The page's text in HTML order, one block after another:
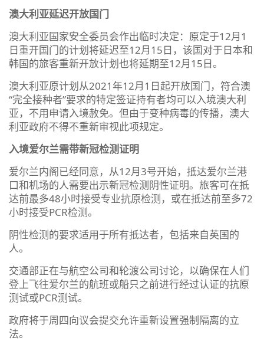
澳大利亚延迟开放国门
澳大利亚国家安全委员会作出临时决定：原定于12月1
日重开国门的计划将延迟至12月15日，该国对于日本和
韩国的旅客重新开放计划也将延期至12月15日。
澳大利亚原计划从2021年12月1日起开放国门，符合澳
“完全接种者”要求的特定签证持有者均可以入境澳大利
亚，不用申请入境赦免。但由于变种病毒的传播，澳大
利亚政府不得不重新审视此项规定。
入境爱尔兰需带新冠检测证明
爱尔兰内阁已经同意，从12月3号开始，抵达爱尔兰港
口和机场的人需要出示新冠检测阴性证明。旅客可在抵
达前最多48小时接受专业抗原检测，或在抵达前至多72
小时接受PCR检测。
阴性检测的要求适用于所有抵达者，包括来自英国的
人。
交通部正在与航空公司和轮渡公司讨论，以确保在人们
登上飞往爱尔兰的航班或船只之前进行经过认证的抗原
测试或PCR测试。
政府将于周四向议会提交允许重新设置强制隔离的立
法。